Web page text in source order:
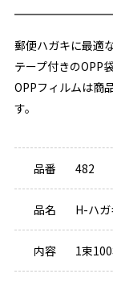
郵便ハガキに最適
テープ付きのOPP
OPPフィルムは商
す。
品番 482
品名 H-ハガ
内容 1束